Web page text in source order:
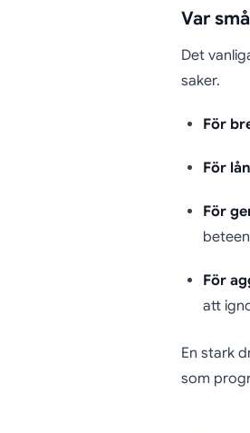
Var
Det
saker.
För
För
För
För
att
En stark
som